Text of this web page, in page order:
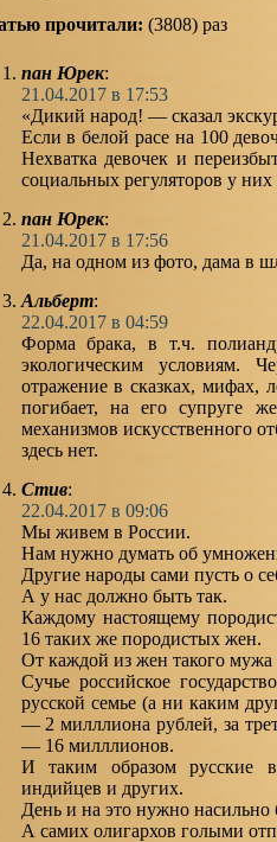
прочитали: (3808) раз
пан Юрек:
21.04.2017 в 17:53
«Дикий народ! — сказал
Если в белой расе на 100
Нехватка девочек и
социальных регуляторов у них
пан Юрек:
21.04.2017 в 17:56
Да, на одном из фото, дама в
Альберт:
22.04.2017 в 04:59
Форма брака, в т.ч.
экологическим условиям.
отражение в сказках, мифах,
погибает, на его супруге
механизмов искусственного
здесь нет.
Стив:
22.04.2017 в 09:06
Мы живем в России.
Нам нужно думать об
Другие народы сами пусть о
А у нас должно быть так.
Каждому настоящему
16 таких же породистых жен.
От каждой из жен такого
Сучье российское
русской семье (а ни каким
— 2 милллиона рублей, за
— 16 милллионов.
И таким образом русские
индийцев и других.
День и на это нужно насильно
А самих олигархов голыми